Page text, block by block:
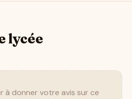
lycée
à donner votre avis sur ce